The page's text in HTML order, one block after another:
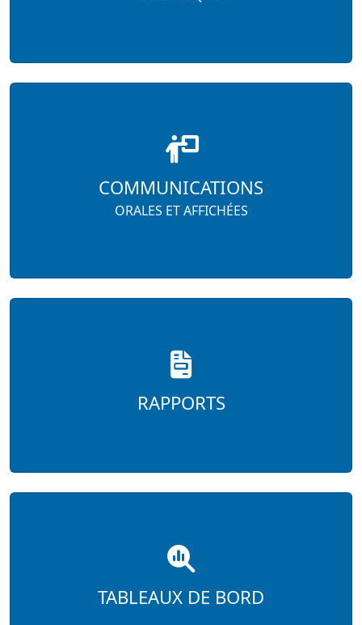
COMMUNICATIONS
ORALES ET AFFICHÉES
RAPPORTS
TABLEAUX DE BORD